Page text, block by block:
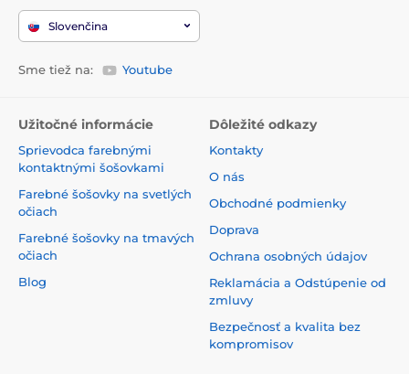
Slovenčina
Sme tiež na: Youtube
Užitočné informácie
Sprievodca farebnými
kontaktnými šošovkami
Farebné šošovky na svetlých
očiach
Farebné šošovky na tmavých
očiach
Blog
Dôležité odkazy
Kontakty
O nás
Obchodné podmienky
Doprava
Ochrana osobných údajov
Reklamácia a Odstúpenie od
zmluvy
Bezpečnosť a kvalita bez
kompromisov